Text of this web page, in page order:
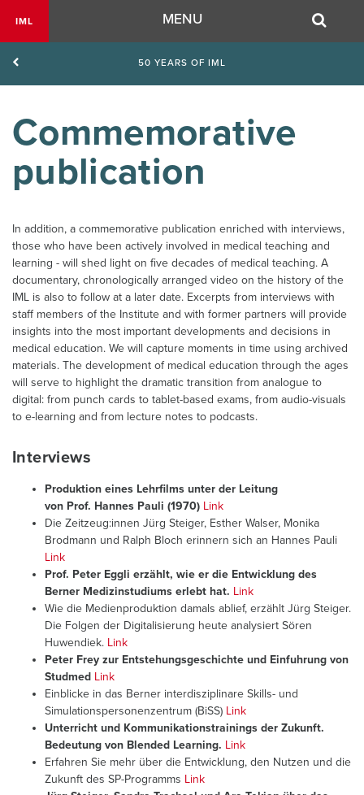
Navigation
IML MENU
50 YEARS OF IML
Commemorative
publication
In addition, a commemorative publication enriched with interviews,
those who have been actively involved in medical teaching and
learning - will shed light on five decades of medical teaching. A
documentary, chronologically arranged video on the history of the
IML is also to follow at a later date. Excerpts from interviews with
staff members of the Institute and with former partners will provide
insights into the most important developments and decisions in
medical education. We will capture moments in time using archived
materials. The development of medical education through the ages
will serve to highlight the dramatic transition from analogue to
digital: from punch cards to tablet-based exams, from audio-visuals
to e-learning and from lecture notes to podcasts.
Interviews
Produktion eines Lehrfilms unter der Leitung
von Prof. Hannes Pauli (1970) Link
Die Zeitzeug:innen Jürg Steiger, Esther Walser, Monika
Brodmann und Ralph Bloch erinnern sich an Hannes Pauli
Link
Prof. Peter Eggli erzählt, wie er die Entwicklung des
Berner Medizinstudiums erlebt hat. Link
Wie die Medienproduktion damals ablief, erzählt Jürg Steiger.
Die Folgen der Digitalisierung heute analysiert Sören
Huwendiek. Link
Peter Frey zur Entstehungsgeschichte und Einfuhrung von
Studmed Link
Einblicke in das Berner interdisziplinare Skills- und
Simulationspersonenzentrum (BiSS) Link
Unterricht und Kommunikationstrainings der Zukunft.
Bedeutung von Blended Learning. Link
Erfahren Sie mehr über die Entwicklung, den Nutzen und die
Zukunft des SP-Programms Link